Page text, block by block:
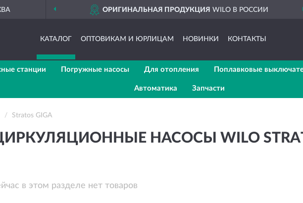
ОРИГИНАЛЬНАЯ ПРОДУКЦИЯ WILO В РОССИИ
КАТАЛОГ ОПТОВИКАМ И ЮРЛИЦАМ НОВИНКИ КОНТАКТЫ
станции Погружные насосы Для отопления Поплавковые
Автоматика Запчасти
Stratos GIGA
НАСОСЫ WILO
в этом разделе нет товаров